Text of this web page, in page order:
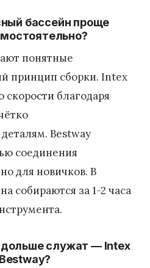
бассейн проще
понятные
принцип сборки. Intex
скорости благодаря
Bestway
соединения
для новичков. В
собираются за 1-2 часа
дольше служат — Intex